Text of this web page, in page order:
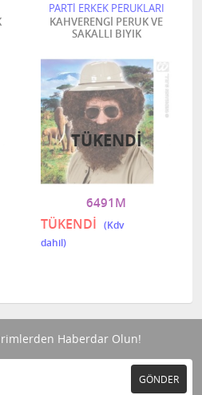
PARTİ ERKEK PERUKLARI
KAHVERENGİ PERUK VE
SAKALLI BIYIK
6491M
TÜKENDİ
TÜKENDI
Haberdar Olun!
GÖNDER